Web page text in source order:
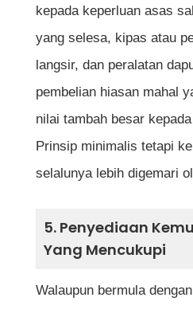
kepada keperluan asas
yang selesa, kipas atau
langsir, dan peralatan
pembelian hiasan mahal
nilai tambah besar
Prinsip minimalis tetapi
selalunya lebih digemari
5. Penyediaan
Yang Mencukupi
Walaupun bermula